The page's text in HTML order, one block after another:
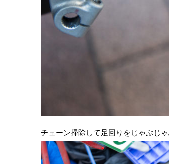
チェーン掃除して足回りをじゃぶじゃ